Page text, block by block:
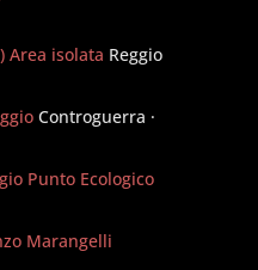
Area isolata Reggio
Controguerra ·
Punto Ecologico
Marangelli